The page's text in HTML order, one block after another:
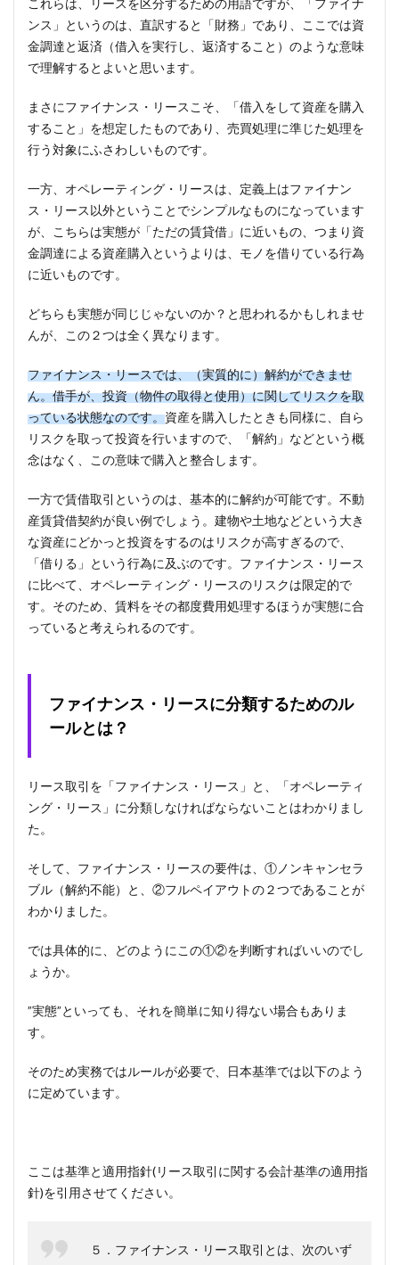
ンス」というのは、直訳すると「財務」であり、ここでは資
金調達と返済（借入を実行し、返済すること）のような意味
で理解するとよいと思います。
まさにファイナンス・リースこそ、「借入をして資産を購入
すること」を想定したものであり、売買処理に準じた処理を
行う対象にふさわしいものです。
一方、オペレーティング・リースは、定義上はファイナン
ス・リース以外ということでシンプルなものになっています
が、こちらは実態が「ただの賃貸借」に近いもの、つまり資
金調達による資産購入というよりは、モノを借りている行為
に近いものです。
どちらも実態が同じじゃないのか？と思われるかもしれませ
んが、この２つは全く異なります。
ファイナンス・リースでは、（実質的に）解約ができませ
ん。借手が、投資（物件の取得と使用）に関してリスクを取
っている状態なのです。資産を購入したときも同様に、自ら
リスクを取って投資を行いますので、「解約」などという概
念はなく、この意味で購入と整合します。
一方で賃借取引というのは、基本的に解約が可能です。不動
産賃貸借契約が良い例でしょう。建物や土地などという大き
な資産にどかっと投資をするのはリスクが高すぎるので、
「借りる」という行為に及ぶのです。ファイナンス・リース
に比べて、オペレーティング・リースのリスクは限定的で
す。そのため、賃料をその都度費用処理するほうが実態に合
っていると考えられるのです。
ファイナンス・リースに分類するためのル
ールとは？
リース取引を「ファイナンス・リース」と、「オペレーティ
ング・リース」に分類しなければならないことはわかりまし
た。
そして、ファイナンス・リースの要件は、①ノンキャンセラ
ブル（解約不能）と、②フルペイアウトの２つであることが
わかりました。
では具体的に、どのようにこの①②を判断すればいいのでし
ょうか。
”実態”といっても、それを簡単に知り得ない場合もありま
す。
そのため実務ではルールが必要で、日本基準では以下のよう
に定めています。
ここは基準と適用指針(リース取引に関する会計基準の適用指
針)を引用させてください。
５．ファイナンス・リース取引とは、次のいず